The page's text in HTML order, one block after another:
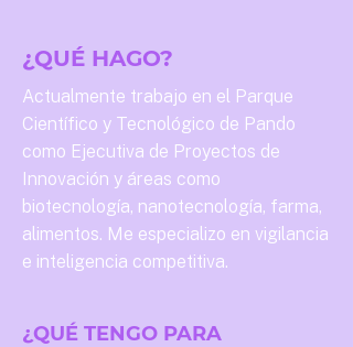
¿QUÉ HAGO?
Actualmente trabajo en el Parque
Científico y Tecnológico de Pando
como Ejecutiva de Proyectos de
Innovación y áreas como
biotecnología, nanotecnología, farma,
alimentos. Me especializo en vigilancia
e inteligencia competitiva.
¿QUÉ TENGO PARA